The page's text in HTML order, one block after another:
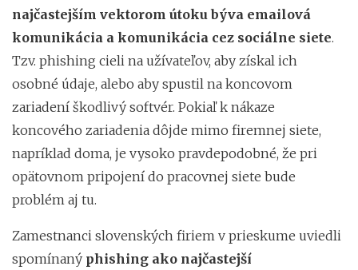
najčastejším vektorom útoku býva emailová
komunikácia a komunikácia cez sociálne siete.
Tzv. phishing cieli na užívateľov, aby získal ich
osobné údaje, alebo aby spustil na koncovom
zariadení škodlivý softvér. Pokiaľ k nákaze
koncového zariadenia dôjde mimo firemnej siete,
napríklad doma, je vysoko pravdepodobné, že pri
opätovnom pripojení do pracovnej siete bude
problém aj tu.
Zamestnanci slovenských firiem v prieskume uviedli
spomínaný phishing ako najčastejší